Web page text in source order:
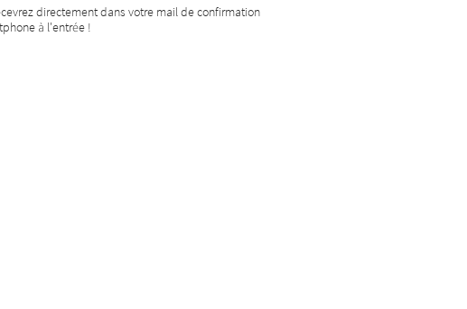
directement dans votre mail de confirmation
à l'entrée !